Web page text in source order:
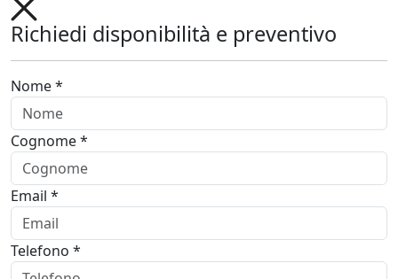
Richiedi disponibilità e preventivo
Nome *
Cognome *
Email *
Telefono *